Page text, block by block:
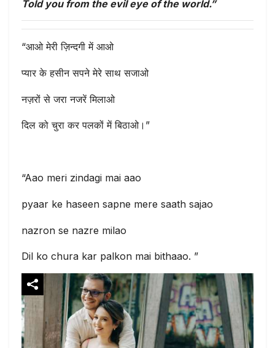
Told you from the evil eye of the world.”
“आओ मेरी ज़िन्दगी में आओ
प्यार के हसीन सपने मेरे साथ सजाओ
नज़रों से जरा नजरें मिलाओ
दिल को चुरा कर पलकों में बिठाओ।”
“Aao meri zindagi mai aao
pyaar ke haseen sapne mere saath sajao
nazron se nazre milao
Dil ko chura kar palkon mai bithaao. ”